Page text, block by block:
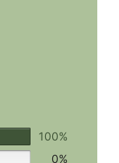
100%
0%